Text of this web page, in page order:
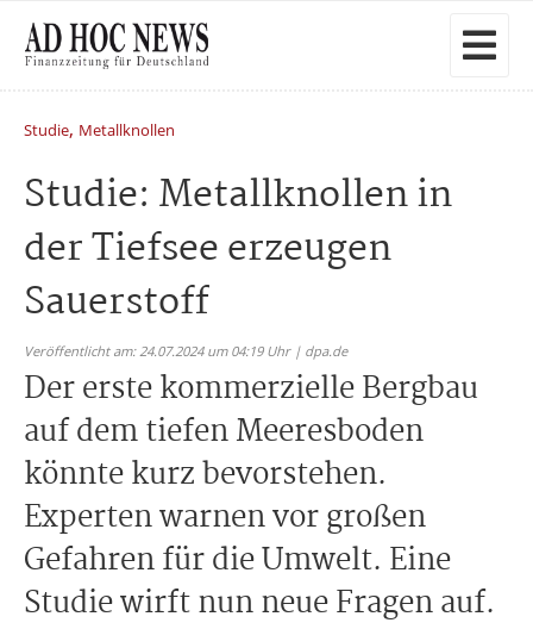
Studie, Metallknollen
Studie: Metallknollen in
der Tiefsee erzeugen
Sauerstoff
Veröffentlicht am: 24.07.2024 um 04:19 Uhr | dpa.de
Der erste kommerzielle Bergbau
auf dem tiefen Meeresboden
könnte kurz bevorstehen.
Experten warnen vor großen
Gefahren für die Umwelt. Eine
Studie wirft nun neue Fragen auf.